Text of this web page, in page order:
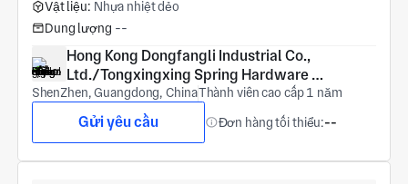
Vật liệu: Nhựa nhiệt dẻo
Dung lượng --
Hong Kong Dongfangli Industrial Co.,
Ltd./Tongxingxing Spring Hardware
(Shenzhen) Co., Ltd
ShenZhen, Guangdong, ChinaThành viên cao cấp 1 năm
Gửi yêu cầu Đơn hàng tối thiểu:--